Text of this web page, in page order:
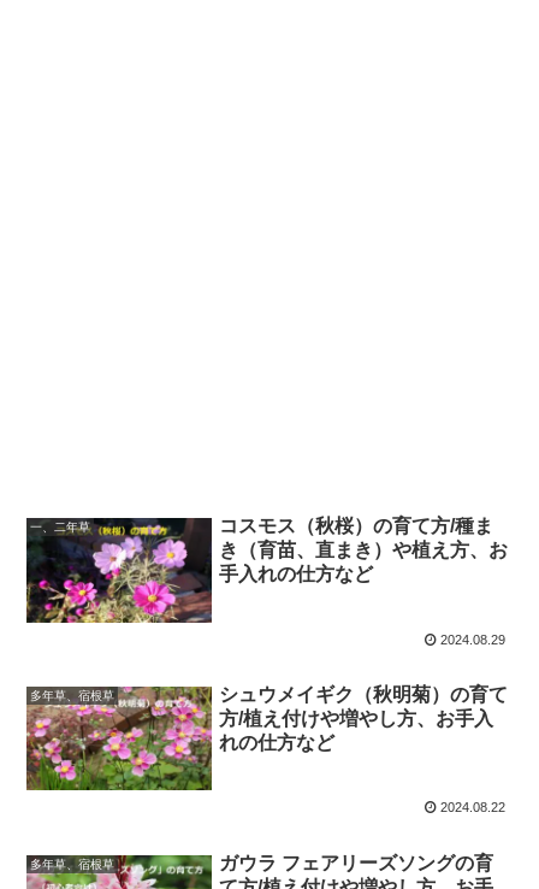
一、二年草
コスモス（秋桜）の育て方/種ま
き（育苗、直まき）や植え方、お
手入れの仕方など
2024.08.29
多年草、宿根草
シュウメイギク（秋明菊）の育て
方/植え付けや増やし方、お手入
れの仕方など
2024.08.22
多年草、宿根草
ガウラ フェアリーズソングの育